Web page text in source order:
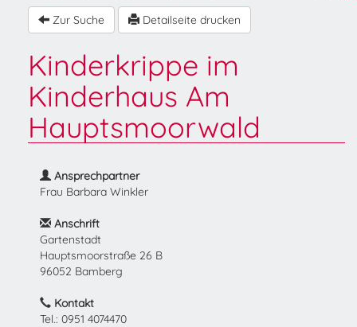
Zur Suche Detailseite drucken
Kinderkrippe im
Kinderhaus Am
Hauptsmoorwald
Ansprechpartner
Frau Barbara Winkler
Anschrift
Gartenstadt
Hauptsmoorstraße 26 B
96052 Bamberg
Kontakt
Tel.: 0951 4074470